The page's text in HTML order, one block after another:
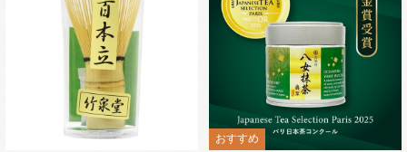
おすすめ